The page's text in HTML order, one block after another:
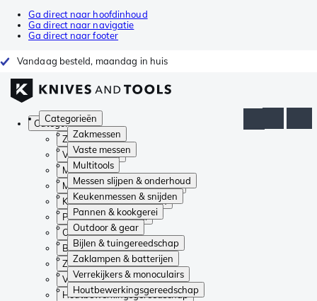
Ga direct naar hoofdinhoud
Ga direct naar navigatie
Ga direct naar footer
Vandaag besteld, maandag in huis
Categorieën
Zakmessen
Vaste messen
Multitools
Messen slijpen & onderhoud
Keukenmessen & snijden
Pannen & kookgerei
Outdoor & gear
Bijlen & tuingereedschap
Zaklampen & batterijen
Verrekijkers & monoculairs
Houtbewerkingsgereedschap
Categorieën
Zakmessen
Vaste messen
Multitools
Messen slijpen & onderhoud
Keukenmessen & snijden
Pannen & kookgerei
Outdoor & gear
Bijlen & tuingereedschap
Zaklampen & batterijen
Verrekijkers & monoculairs
Houtbewerkingsgereedschap